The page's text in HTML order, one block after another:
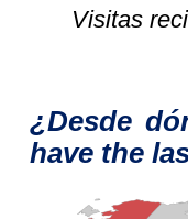
Visitas
¿Desde
have the